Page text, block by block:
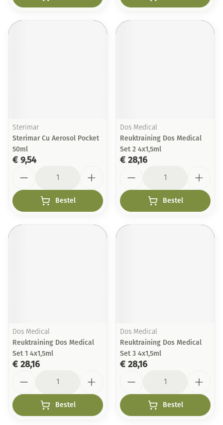
Sterimar
Sterimar Cu Aerosol Pocket
50ml
€ 9,54
Bestel
Dos Medical
Reuktraining Dos Medical
Set 2 4x1,5ml
€ 28,16
Bestel
Dos Medical
Reuktraining Dos Medical
Set 1 4x1,5ml
€ 28,16
Bestel
Dos Medical
Reuktraining Dos Medical
Set 3 4x1,5ml
€ 28,16
Bestel